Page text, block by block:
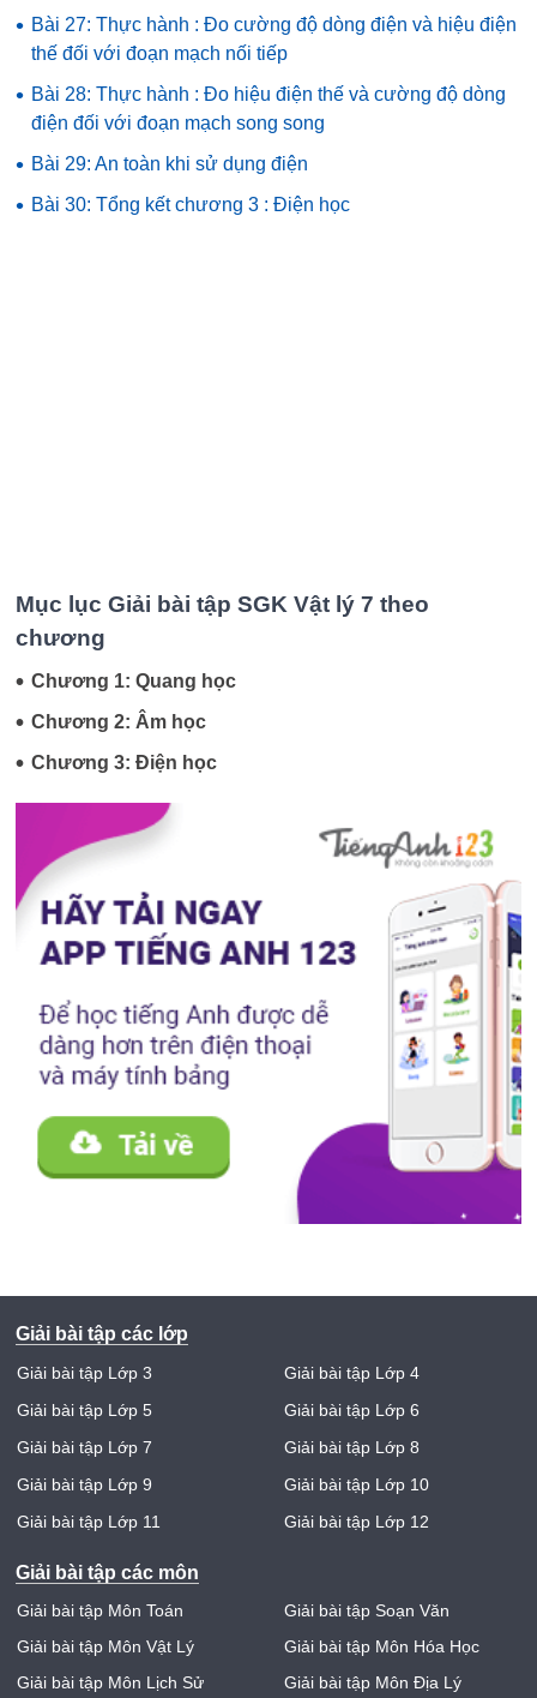
• Bài 27: Thực hành : Đo cường độ dòng điện và hiệu điện
thế đối với đoạn mạch nối tiếp
• Bài 28: Thực hành : Đo hiệu điện thế và cường độ dòng
điện đối với đoạn mạch song song
• Bài 29: An toàn khi sử dụng điện
• Bài 30: Tổng kết chương 3 : Điện học
Mục lục Giải bài tập SGK Vật lý 7 theo
chương
• Chương 1: Quang học
• Chương 2: Âm học
• Chương 3: Điện học
Giải bài tập các lớp
Giải bài tập Lớp 3
Giải bài tập Lớp 4
Giải bài tập Lớp 5
Giải bài tập Lớp 6
Giải bài tập Lớp 7
Giải bài tập Lớp 8
Giải bài tập Lớp 9
Giải bài tập Lớp 10
Giải bài tập Lớp 11
Giải bài tập Lớp 12
Giải bài tập các môn
Giải bài tập Môn Toán
Giải bài tập Soạn Văn
Giải bài tập Môn Vật Lý
Giải bài tập Môn Hóa Học
Giải bài tập Môn Lịch Sử
Giải bài tập Môn Địa Lý